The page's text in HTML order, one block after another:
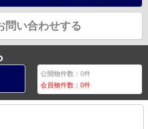
問い合わせする
公開物件数：0件
会員物件数：0件